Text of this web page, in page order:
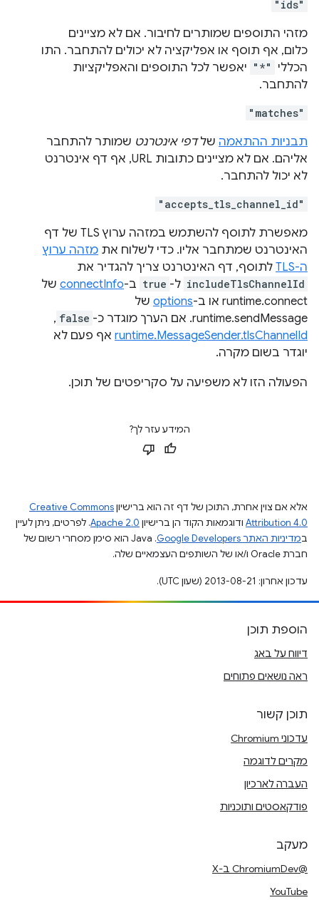
"ids"
מזהי התוספים שמותרים לחיבור. אם לא מציינים
כלום, אף תוסף או אפליקציה לא יכולים להתחבר. התו
הכללי
"*" יאפשר לכל התוספים והאפליקציות
להתחבר.
"matches"
תבניות ההתאמה שלדפי אינטרנט שמותר להתחבר
אליהם. אם לא מציינים כתובות URL, אף דף אינטרנט
לא יכול להתחבר.
"accepts_tls_channel_id"
מאפשרת לתוסף להשתמש במזהה ערוץ TLS של דף
האינטרנט שמתחבר אליו. כדי לשלוח את מזהה ערוץ
ה-TLS
לתוסף, דף האינטרנט צריך להגדיר את
includeTlsChannelId ל- true ב-connectInfo של
runtime.connect או ב-
options של
runtime.sendMessage. אם הערך מוגדר כ-
false
,‏
runtime.MessageSender.tlsChannelId אף פעם לא
יוגדר בשום מקרה.
הפעולה הזו לא משפיעה על סקריפטים של תוכן.
המידע עזר לך?
אלא אם צוין אחרת, התוכן של דף זה הוא ברישיוןCreative Commons
Attribution 4.0 ודוגמאות הקוד הן ברישיון Apache 2.0. לפרטים, ניתן לעיין
במדיניות האתר Google Developers‏
.‏ Java הוא סימן מסחרי רשום של
חברת Oracle ו/או של השותפים העצמאיים שלה.
עדכון אחרון: 2013-08-21 (שעון UTC).
הוספת תוכן
דיווח על באג
ראה נושאים פתוחים
תוכן קשור
עדכוני Chromium
מקרים לדוגמה
העברה לארכיון
פודקאסטים ותוכניות
מעקב
@ChromiumDev ב-X
YouTube